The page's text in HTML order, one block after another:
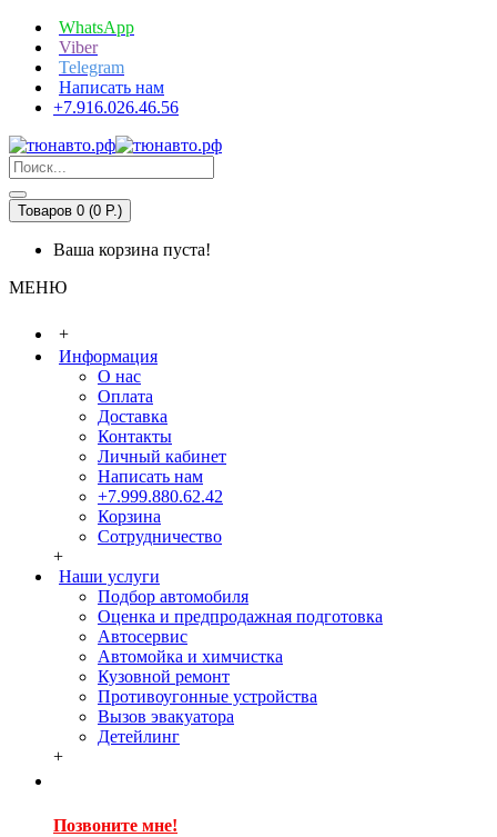
WhatsApp
Viber
Telegram
Написать нам
+7.916.026.46.56
Товаров 0 (0 P.)
Ваша корзина пуста!
МЕНЮ
+
Информация
О нас
Оплата
Доставка
Контакты
Личный кабинет
Написать нам
+7.999.880.62.42
Корзина
Сотрудничество
+
Наши услуги
Подбор автомобиля
Оценка и предпродажная подготовка
Автосервис
Автомойка и химчистка
Кузовной ремонт
Противоугонные устройства
Вызов эвакуатора
Детейлинг
+
Позвоните мне!